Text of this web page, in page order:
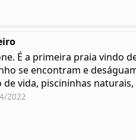
É a primeira praia vindo
se encontram e
vida, piscininhas naturais,
2022